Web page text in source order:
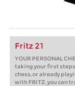
Fritz 21
YOUR PERSONAL
taking your first
chess, or already
with FRITZ, you can